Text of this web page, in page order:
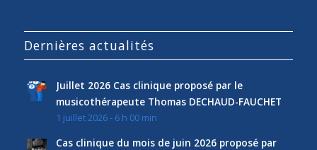
Dernières actualités
Juillet 2026 Cas clinique proposé par le
musicothérapeute Thomas DECHAUD-FAUCHET
1 juillet 2026 - 6 h 00 min
Cas clinique du mois de juin 2026 proposé par